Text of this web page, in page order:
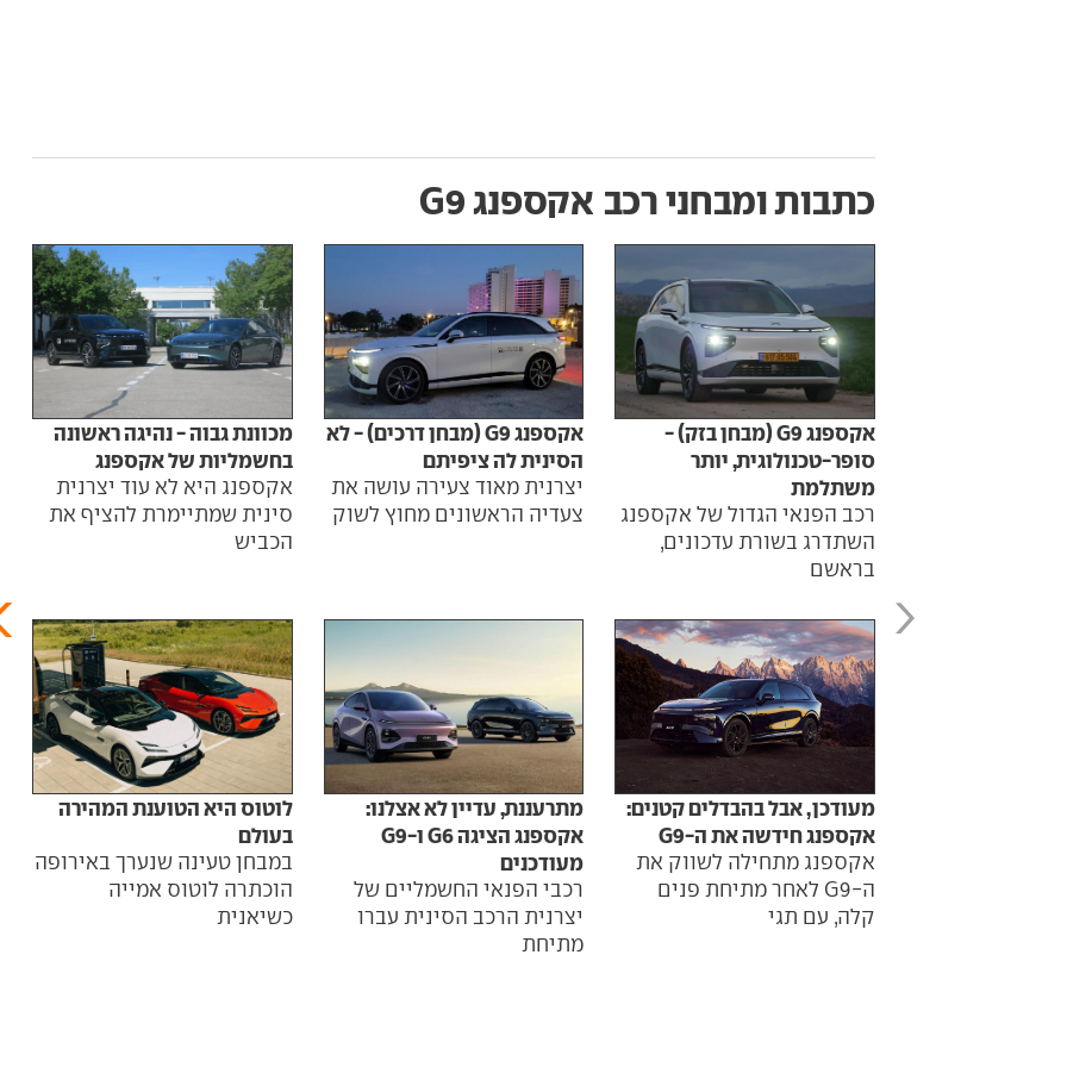
כתבות ומבחני רכב אקספנג G9
אקספנג G9 (מבחן בזק) -
סופר-טכנולוגית, יותר
משתלמת
רכב הפנאי הגדול של אקספנג
השתדרג בשורת עדכונים,
בראשם
אקספנג G9 (מבחן דרכים) - לא
הסינית לה ציפיתם
יצרנית מאוד צעירה עושה את
צעדיה הראשונים מחוץ לשוק
מכוונת גבוה - נהיגה ראשונה
בחשמליות של אקספנג
אקספנג היא לא עוד יצרנית
סינית שמתיימרת להציף את
הכביש
מעודכן, אבל בהבדלים קטנים:
אקספנג חידשה את ה-G9
אקספנג מתחילה לשווק את
ה-G9 לאחר מתיחת פנים
קלה, עם תגי
מתרעננת, עדיין לא אצלנו:
אקספנג הציגה G6 ו-G9
מעודכנים
רכבי הפנאי החשמליים של
יצרנית הרכב הסינית עברו
מתיחת
לוטוס היא הטוענת המהירה
בעולם
במבחן טעינה שנערך באירופה
הוכתרה לוטוס אמייה
כשיאנית